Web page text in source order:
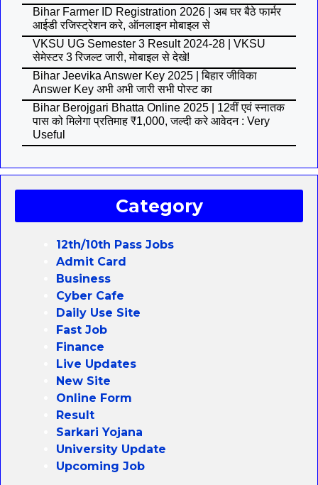
Bihar Farmer ID Registration 2026 | अब घर बैठे फार्मर
आईडी रजिस्ट्रेशन करे, ऑनलाइन मोबाइल से
VKSU UG Semester 3 Result 2024-28 | VKSU
सेमेस्टर 3 रिजल्ट जारी, मोबाइल से देखे!
Bihar Jeevika Answer Key 2025 | बिहार जीविका
Answer Key अभी अभी जारी सभी पोस्ट का
Bihar Berojgari Bhatta Online 2025 | 12वीं एवं स्नातक
पास को मिलेगा प्रतिमाह ₹1,000, जल्दी करे आवेदन : Very
Useful
Category
12th/10th Pass Jobs
Admit Card
Business
Cyber Cafe
Daily Use Site
Fast Job
Finance
Live Updates
New Site
Online Form
Result
Sarkari Yojana
University Update
Upcoming Job